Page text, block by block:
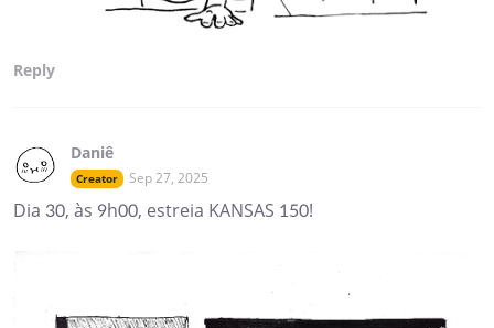
Reply
Daniê
Creator Sep 27, 2025
Dia 30, às 9h00, estreia KANSAS 150!